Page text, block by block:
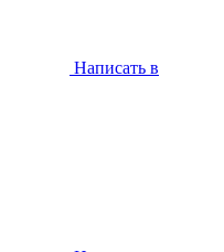
Написать в